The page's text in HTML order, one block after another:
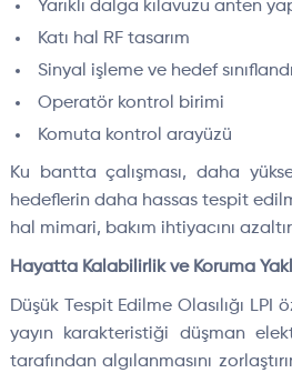
Yarıklı dalga kılavuzu anten
Katı hal RF tasarım
Sinyal işleme ve hedef
Operatör kontrol birimi
Komuta kontrol arayüzü
Ku bantta çalışması, daha
hedeflerin daha hassas tespit
hal mimari, bakım ihtiyacını
Hayatta Kalabilirlik ve Koruma
Düşük Tespit Edilme Olasılığı LPI
yayın karakteristiği düşman
tarafından algılanmasını